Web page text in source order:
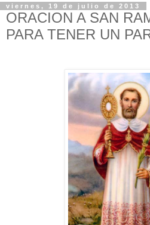
viernes, 19 de julio de 2013
ORACION A SAN
PARA TENER UN